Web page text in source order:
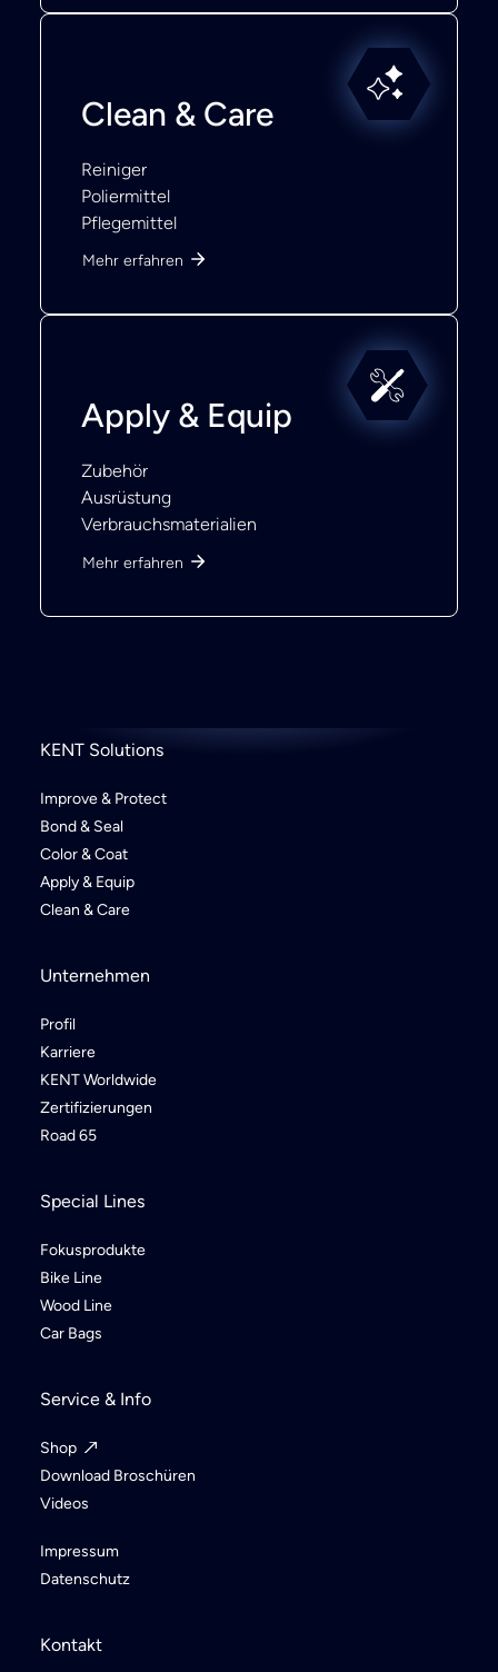
Clean & Care
Reiniger
Poliermittel
Pflegemittel
Mehr erfahren
Apply & Equip
Zubehör
Ausrüstung
Verbrauchsmaterialien
Mehr erfahren
KENT Solutions
Improve & Protect
Bond & Seal
Color & Coat
Apply & Equip
Clean & Care
Unternehmen
Profil
Karriere
KENT Worldwide
Zertifizierungen
Road 65
Special Lines
Fokusprodukte
Bike Line
Wood Line
Car Bags
Service & Info
Shop
Download Broschüren
Videos
Impressum
Datenschutz
Kontakt